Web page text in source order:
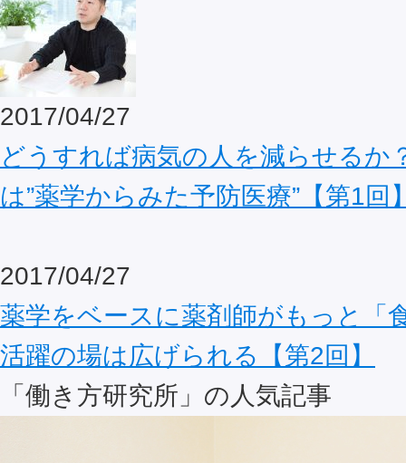
2017/04/27
どうすれば病気の人を減らせるか
は”薬学からみた予防医療”【第1回
2017/04/27
薬学をベースに薬剤師がもっと「
活躍の場は広げられる【第2回】
「働き方研究所」の人気記事